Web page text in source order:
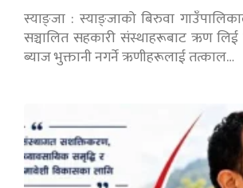
स्याङ्जा : स्याङ्जाको बिरुवा
सञ्चालित सहकारी संस्थाहरूबाट ऋण
ब्याज भुक्तानी नगर्ने ऋणीहरूलाई तत्काल…